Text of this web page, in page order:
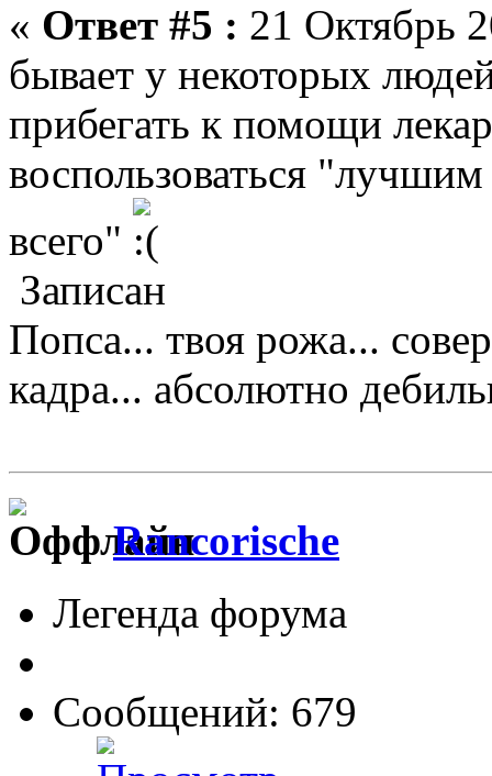
« Ответ #5 : 21 Октябрь
бывает у некоторых
прибегать к помощи
воспользоваться
всего"
Записан
Попса... твоя рожа...
кадра... абсолютно
Rancorische
Легенда форума
Сообщений: 679